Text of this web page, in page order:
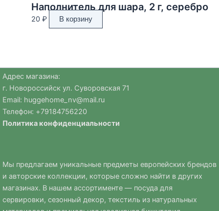
Наполнитель для шара, 2 г, серебро
20 ₽ В корзину
Адрес магазина:
г. Новороссийск ул. Суворовская 71
Email: huggehome_nv@mail.ru
Телефон: +79184756220
Политика конфиденциальности
Мы предлагаем уникальные предметы европейских брендов
и авторские коллекции, которые сложно найти в других
магазинах. В нашем ассортименте — посуда для
сервировки, сезонный декор, текстиль из натуральных